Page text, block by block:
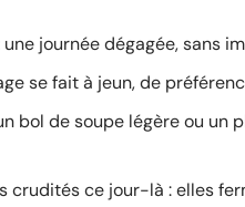
une journée dégagée, sans
se fait à jeun, de
bol de soupe légère ou un
crudités ce jour-là : elles